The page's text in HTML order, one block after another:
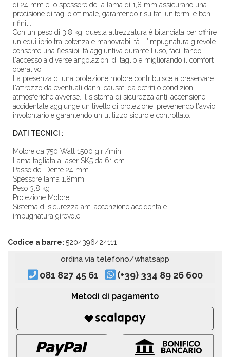
di 24 mm e lo spessore della lama di 1,8 mm assicurano una
precisione di taglio ottimale, garantendo risultati uniformi e ben
rifiniti.
Con un peso di 3,8 kg, questa attrezzatura è bilanciata per offrire
un equilibrio tra potenza e manovrabilità. L'impugnatura girevole
consente una flessibilità aggiuntiva durante l'uso, facilitando
l'accesso a diverse angolazioni di taglio e migliorando il comfort
operativo.
La presenza di una protezione motore contribuisce a preservare
l'attrezzo da eventuali danni causati da detriti o condizioni
atmosferiche avverse. Il sistema di sicurezza anti-accensione
accidentale aggiunge un livello di protezione, prevenendo l'avvio
involontario e garantendo un utilizzo sicuro e controllato.
DATI TECNICI :
Motore da 750 Watt 1500 giri/min
Lama tagliata a laser SK5 da 61 cm
Passo del Dente 24 mm
Spessore lama 1,8mm
Peso 3,8 kg
Protezione Motore
Sistema di sicurezza anti accenzione accidentale
impugnatura girevole
Codice a barre: 5204396424111
ordina via telefono/whatsapp
081 827 45 61 (+39) 334 89 26 600
Metodi di pagamento